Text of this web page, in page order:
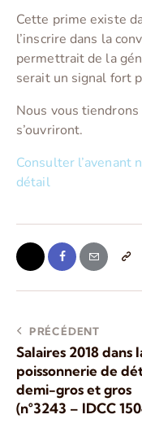
Cette prime existe
l’inscrire dans la
permettrait de la
serait un signal fort
Nous vous
s’ouvriront.
Consulter l’avenant
détail
PRÉCÉDENT
Salaires 2018 dans
poissonnerie de
demi-gros et gros
(n°3243 – IDCC